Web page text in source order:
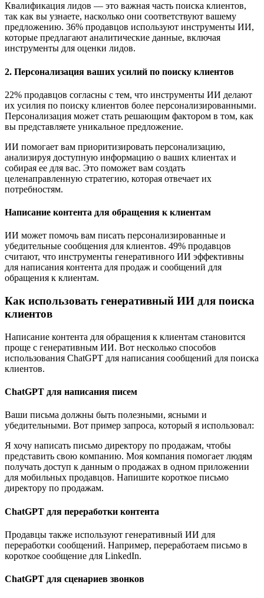
Квалификация лидов — это важная часть поиска клиентов,
так как вы узнаете, насколько они соответствуют вашему
предложению. 36% продавцов используют инструменты ИИ,
которые предлагают аналитические данные, включая
инструменты для оценки лидов.
2. Персонализация ваших усилий по поиску клиентов
22% продавцов согласны с тем, что инструменты ИИ делают
их усилия по поиску клиентов более персонализированными.
Персонализация может стать решающим фактором в том, как
вы представляете уникальное предложение.
ИИ помогает вам приоритизировать персонализацию,
анализируя доступную информацию о ваших клиентах и
собирая ее для вас. Это поможет вам создать
целенаправленную стратегию, которая отвечает их
потребностям.
Написание контента для обращения к клиентам
ИИ может помочь вам писать персонализированные и
убедительные сообщения для клиентов. 49% продавцов
считают, что инструменты генеративного ИИ эффективны
для написания контента для продаж и сообщений для
обращения к клиентам.
Как использовать генеративный ИИ для поиска
клиентов
Написание контента для обращения к клиентам становится
проще с генеративным ИИ. Вот несколько способов
использования ChatGPT для написания сообщений для поиска
клиентов.
ChatGPT для написания писем
Ваши письма должны быть полезными, ясными и
убедительными. Вот пример запроса, который я использовал:
Я хочу написать письмо директору по продажам, чтобы
представить свою компанию. Моя компания помогает людям
получать доступ к данным о продажах в одном приложении
для мобильных продавцов. Напишите короткое письмо
директору по продажам.
ChatGPT для переработки контента
Продавцы также используют генеративный ИИ для
переработки сообщений. Например, переработаем письмо в
короткое сообщение для LinkedIn.
ChatGPT для сценариев звонков